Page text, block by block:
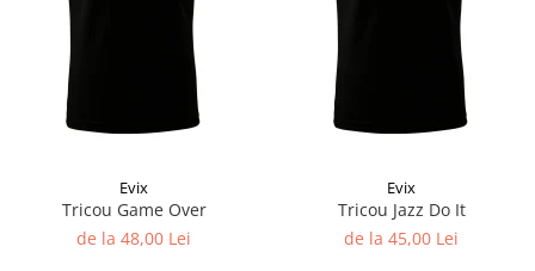
Evix
Tricou Game Over
de la 48,00 Lei
Evix
Tricou Jazz Do It
de la 45,00 Lei